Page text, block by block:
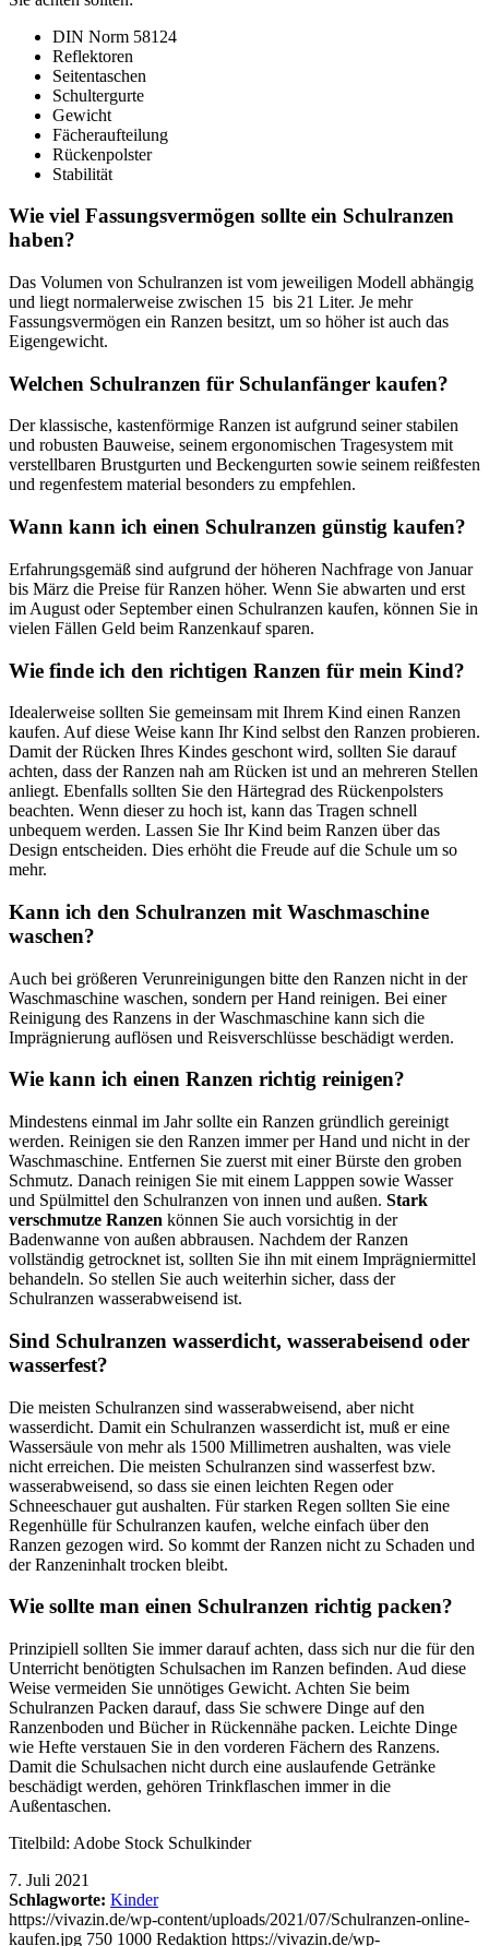
DIN Norm 58124
Reflektoren
Seitentaschen
Schultergurte
Gewicht
Fächeraufteilung
Rückenpolster
Stabilität
Wie viel Fassungsvermögen sollte ein Schulranzen
haben?
Das Volumen von Schulranzen ist vom jeweiligen Modell abhängig
und liegt normalerweise zwischen 15 bis 21 Liter. Je mehr
Fassungsvermögen ein Ranzen besitzt, um so höher ist auch das
Eigengewicht.
Welchen Schulranzen für Schulanfänger kaufen?
Der klassische, kastenförmige Ranzen ist aufgrund seiner stabilen
und robusten Bauweise, seinem ergonomischen Tragesystem mit
verstellbaren Brustgurten und Beckengurten sowie seinem reißfesten
und regenfestem material besonders zu empfehlen.
Wann kann ich einen Schulranzen günstig kaufen?
Erfahrungsgemäß sind aufgrund der höheren Nachfrage von Januar
bis März die Preise für Ranzen höher. Wenn Sie abwarten und erst
im August oder September einen Schulranzen kaufen, können Sie in
vielen Fällen Geld beim Ranzenkauf sparen.
Wie finde ich den richtigen Ranzen für mein Kind?
Idealerweise sollten Sie gemeinsam mit Ihrem Kind einen Ranzen
kaufen. Auf diese Weise kann Ihr Kind selbst den Ranzen probieren.
Damit der Rücken Ihres Kindes geschont wird, sollten Sie darauf
achten, dass der Ranzen nah am Rücken ist und an mehreren Stellen
anliegt. Ebenfalls sollten Sie den Härtegrad des Rückenpolsters
beachten. Wenn dieser zu hoch ist, kann das Tragen schnell
unbequem werden. Lassen Sie Ihr Kind beim Ranzen über das
Design entscheiden. Dies erhöht die Freude auf die Schule um so
mehr.
Kann ich den Schulranzen mit Waschmaschine
waschen?
Auch bei größeren Verunreinigungen bitte den Ranzen nicht in der
Waschmaschine waschen, sondern per Hand reinigen. Bei einer
Reinigung des Ranzens in der Waschmaschine kann sich die
Imprägnierung auflösen und Reisverschlüsse beschädigt werden.
Wie kann ich einen Ranzen richtig reinigen?
Mindestens einmal im Jahr sollte ein Ranzen gründlich gereinigt
werden. Reinigen sie den Ranzen immer per Hand und nicht in der
Waschmaschine. Entfernen Sie zuerst mit einer Bürste den groben
Schmutz. Danach reinigen Sie mit einem Lapppen sowie Wasser
und Spülmittel den Schulranzen von innen und außen. Stark
verschmutze Ranzen können Sie auch vorsichtig in der
Badenwanne von außen abbrausen. Nachdem der Ranzen
vollständig getrocknet ist, sollten Sie ihn mit einem Imprägniermittel
behandeln. So stellen Sie auch weiterhin sicher, dass der
Schulranzen wasserabweisend ist.
Sind Schulranzen wasserdicht, wasserabeisend oder
wasserfest?
Die meisten Schulranzen sind wasserabweisend, aber nicht
wasserdicht. Damit ein Schulranzen wasserdicht ist, muß er eine
Wassersäule von mehr als 1500 Millimetren aushalten, was viele
nicht erreichen. Die meisten Schulranzen sind wasserfest bzw.
wasserabweisend, so dass sie einen leichten Regen oder
Schneeschauer gut aushalten. Für starken Regen sollten Sie eine
Regenhülle für Schulranzen kaufen, welche einfach über den
Ranzen gezogen wird. So kommt der Ranzen nicht zu Schaden und
der Ranzeninhalt trocken bleibt.
Wie sollte man einen Schulranzen richtig packen?
Prinzipiell sollten Sie immer darauf achten, dass sich nur die für den
Unterricht benötigten Schulsachen im Ranzen befinden. Aud diese
Weise vermeiden Sie unnötiges Gewicht. Achten Sie beim
Schulranzen Packen darauf, dass Sie schwere Dinge auf den
Ranzenboden und Bücher in Rückennähe packen. Leichte Dinge
wie Hefte verstauen Sie in den vorderen Fächern des Ranzens.
Damit die Schulsachen nicht durch eine auslaufende Getränke
beschädigt werden, gehören Trinkflaschen immer in die
Außentaschen.
Titelbild: Adobe Stock Schulkinder
7. Juli 2021
Schlagworte: Kinder
https://vivazin.de/wp-content/uploads/2021/07/Schulranzen-online-
kaufen.jpg 750 1000 Redaktion https://vivazin.de/wp-